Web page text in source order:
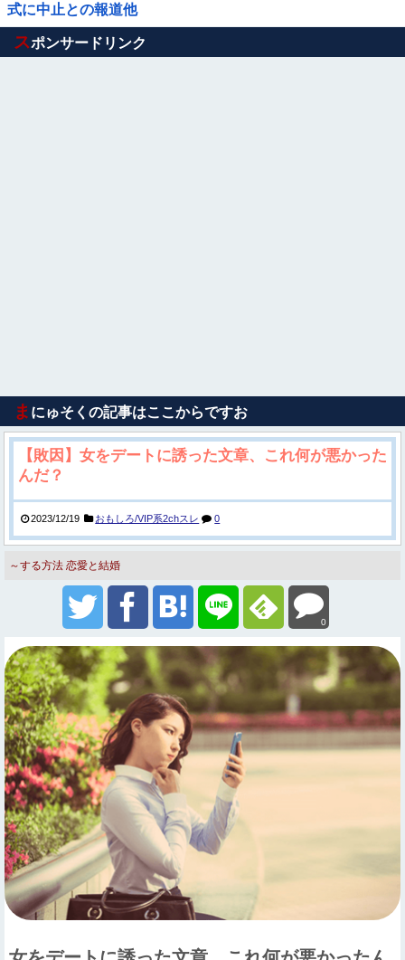
式に中止との報道他
Powered by livedoor 相互RSS
スポンサードリンク
ま にゅそくの記事はここからですお
【敗因】女をデートに誘った文章、これ何が悪かった
んだ？
2023/12/19 おもしろ/VIP系2chスレ 0
～する方法 恋愛と結婚
0